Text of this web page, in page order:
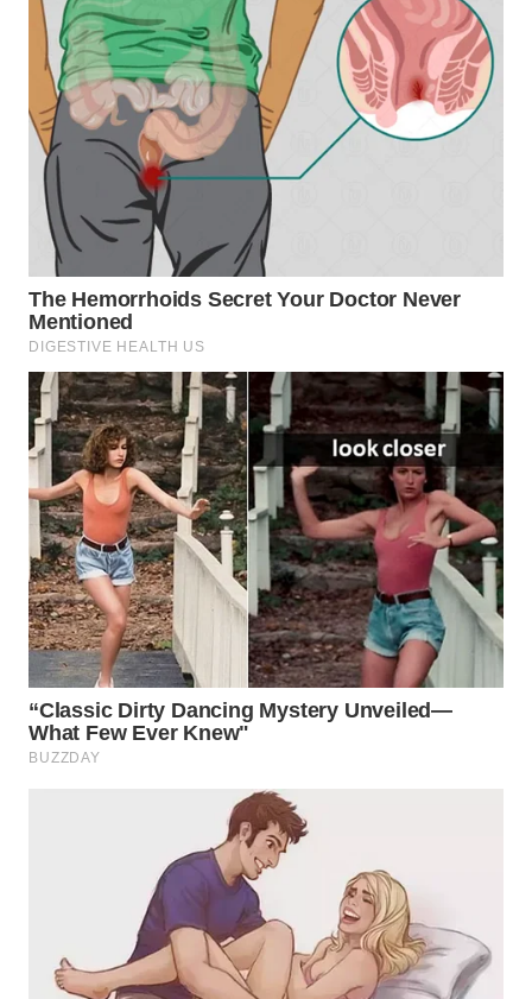
TAPANULI
UTARA
WN
SAMOSIR
PADANG
LAWAS
WN
SUMEDANG
WN
CIANJUR
WN
KEPULAUAN
SERIBU
WN
TANGERANG
WN
BINJAI
WN
KUNINGAN